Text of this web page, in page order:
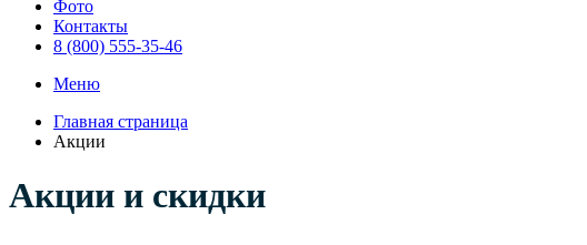
Фото
Контакты
8 (800) 555-35-46
Меню
Главная страница
Акции
Акции и скидки